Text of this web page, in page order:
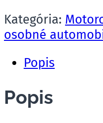
Kategória:
osobné
Popis
Popis